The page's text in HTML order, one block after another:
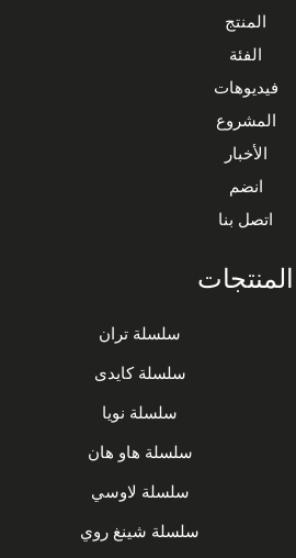
المنتج
الفئة
فيديوهات
المشروع
الأخبار
انضم
اتصل بنا
المنتجات
سلسلة تران
سلسلة كايدى
سلسلة نويا
سلسلة هاو هان
سلسلة لاوسي
سلسلة شينغ روي